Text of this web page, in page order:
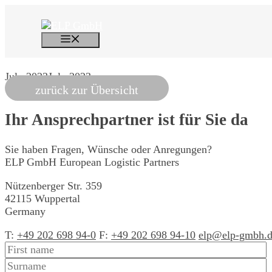
July 2023July 2023
zurück zur Übersicht
Ihr Ansprechpartner ist für Sie da
Sie haben Fragen, Wünsche oder Anregungen?
ELP GmbH European Logistic Partners
Nützenberger Str. 359
42115 Wuppertal
Germany
T: +49 202 698 94-0 F: +49 202 698 94-10 elp@elp-